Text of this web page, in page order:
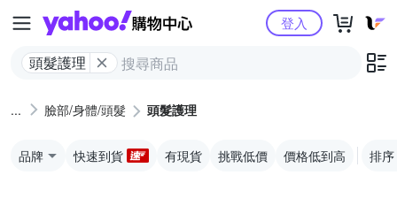
Yahoo購物中心
頭髮護理
登入
臉部/身體/頭髮 頭髮護理
品牌 快速到貨 有現貨 挑戰低價 價格低到高 排序